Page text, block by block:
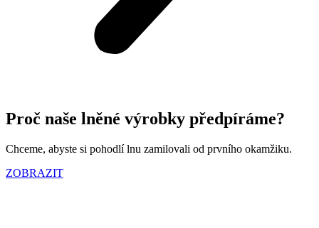
Proč naše lněné výrobky předpíráme?
Chceme, abyste si pohodlí lnu zamilovali od prvního okamžiku.
ZOBRAZIT